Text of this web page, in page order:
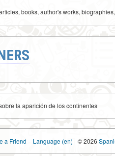
books, author's works,
la aparición de los continentes
a Friend Language (en) © 2026